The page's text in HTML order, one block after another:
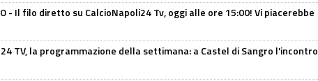
- Il filo diretto su CalcioNapoli24 Tv, oggi alle ore 15:00! Vi piacerebbe
TV, la programmazione della settimana: a Castel di Sangro l'incontro